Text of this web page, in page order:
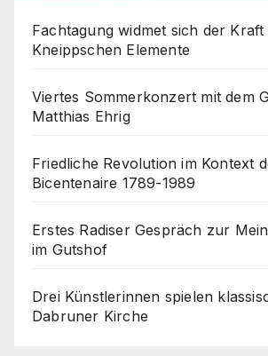
Fachtagung widmet sich der Kraft
Kneippschen Elemente
Viertes Sommerkonzert mit dem
Matthias Ehrig
Friedliche Revolution im Kontext
Bicentenaire 1789-1989
Erstes Radiser Gespräch zur
im Gutshof
Drei Künstlerinnen spielen
Dabruner Kirche